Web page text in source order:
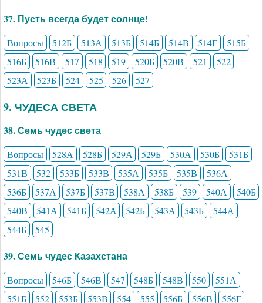
37. Пусть всегда будет солнце!
Вопросы 512Б 513А 513Б 514Б 514В 514Г
515Б
516Б
516В 517 518 519 520Б 520В 521
522
523А
523Б 524 525 526 527
9. ЧУДЕСА СВЕТА
38. Семь чудес света
Вопросы 528А 528Б 529А 529Б 530А 530Б
531Б
531В
532 533Б 533В 535А 535Б 535В
536А
536Б
537А 537Б 537В 538А 538Б 539 540А
540Б
540В
541А 541Б 542А 542Б 543А 543Б
544А
544Б
545
39. Семь чудес Казахстана
Вопросы 546Б 546В 547 548Б 548В 550
551А
551Б
552 553Б 553В 554 555 556Б 556В 556Г